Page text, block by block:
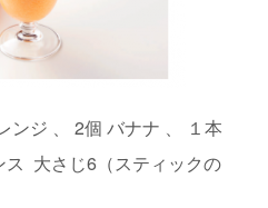
ンジ 、 2個 バナナ 、 １本
ス 大さじ6（スティックの